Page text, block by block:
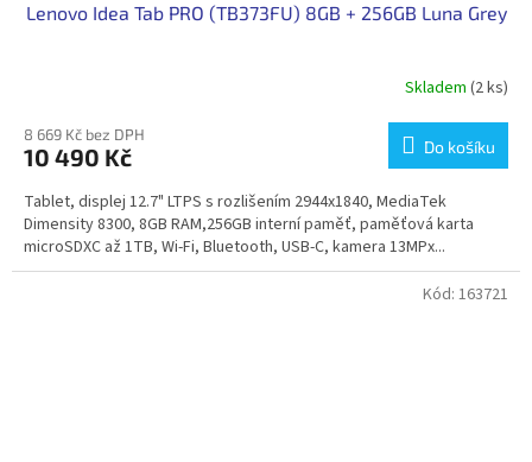
Lenovo Idea Tab PRO (TB373FU) 8GB + 256GB Luna Grey
Skladem (2 ks)
8 669 Kč bez DPH
10 490 Kč Do košíku
Tablet, displej 12.7" LTPS s rozlišením 2944x1840, MediaTek
Dimensity 8300, 8GB RAM,256GB interní paměť, paměťová karta
microSDXC až 1TB, Wi-Fi, Bluetooth, USB-C, kamera 13MPx...
Kód: 163721